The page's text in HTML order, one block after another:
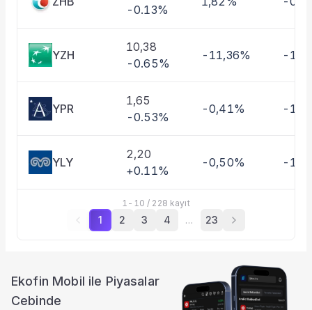
-0.13%
YZH
10,38
-0.65%
-11,36% -
YPR
1,65
-0.53%
-0,41% -
YLY
2,20
+0.11%
-0,50% -
1 - 10 / 228 kayıt
1 2 3 4 … 23
Ekofin Mobil ile Piyasalar
Cebinde